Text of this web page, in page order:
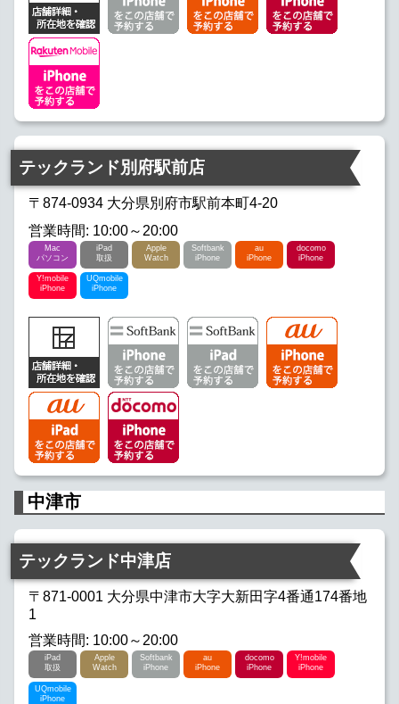
テックランド別府駅前店
〒874-0934 大分県別府市駅前本町4-20
営業時間: 10:00～20:00
Mac
パソコン
iPad
取扱
Apple
Watch
Softbank
iPhone
au
iPhone
docomo
iPhone
Y!mobile
iPhone
UQmobile
iPhone
中津市
テックランド中津店
〒871-0001 大分県中津市大字大新田字4番通174番地
1
営業時間: 10:00～20:00
iPad
取扱
Apple
Watch
Softbank
iPhone
au
iPhone
docomo
iPhone
Y!mobile
iPhone
UQmobile
iPhone